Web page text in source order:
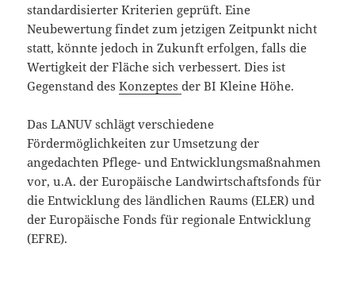
standardisierter Kriterien geprüft. Eine
Neubewertung findet zum jetzigen Zeitpunkt nicht
statt, könnte jedoch in Zukunft erfolgen, falls die
Wertigkeit der Fläche sich verbessert. Dies ist
Gegenstand desKonzeptesder BI Kleine Höhe.
Das LANUV schlägt verschiedene
Fördermöglichkeiten zur Umsetzung der
angedachten Pflege- und Entwicklungsmaßnahmen
vor, u.A. der Europäische Landwirtschaftsfonds für
die Entwicklung des ländlichen Raums (ELER) und
der Europäische Fonds für regionale Entwicklung
(EFRE).